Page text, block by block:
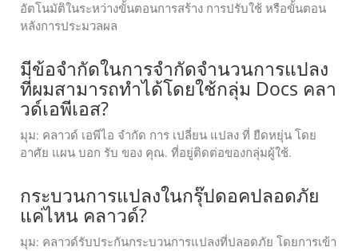
อัตโนมัติในระหว่างขั้นตอนการสร้าง การปรับใช้ หรือขั้นตอน
หลังการประมวลผล
มีข้อจํากัดในการจํากัดจํานวนการแปลง
ที่ผมสามารถทําได้โดยใช้กลุ่ม Docs คลา
วด์เอพีเอส?
มุม: คลาวด์ เอพีไอ จํากัด การ เปลี่ยน แปลง ที่ ยืดหยุ่น โดย
อาศัย แผน บอก รับ ของ คุณ. ที่อยู่ติดต่อของกลุ่มผู้ใช้.
กระบวนการแปลงในกรุ๊ปดอคปลอดภัย
แค่ไหน คลาวด์?
มุม: คลาวด์รับประกันกระบวนการแปลงที่ปลอดภัย โดยการเข้า